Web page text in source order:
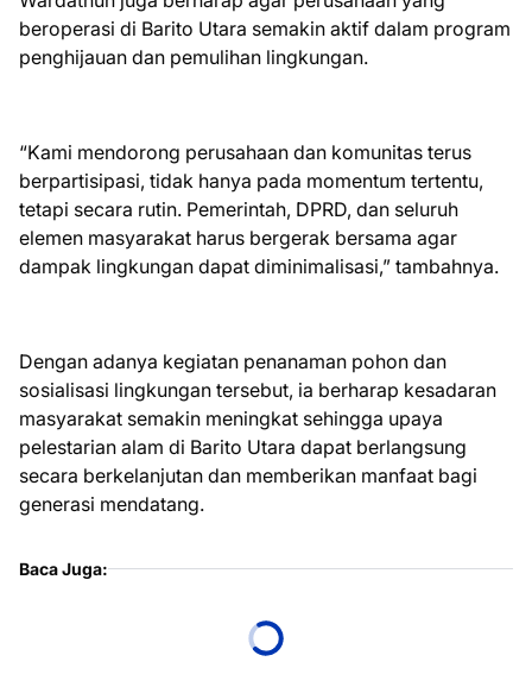
beroperasi di Barito Utara semakin aktif dalam program
penghijauan dan pemulihan lingkungan.
“Kami mendorong perusahaan dan komunitas terus
berpartisipasi, tidak hanya pada momentum tertentu,
tetapi secara rutin. Pemerintah, DPRD, dan seluruh
elemen masyarakat harus bergerak bersama agar
dampak lingkungan dapat diminimalisasi,” tambahnya.
Dengan adanya kegiatan penanaman pohon dan
sosialisasi lingkungan tersebut, ia berharap kesadaran
masyarakat semakin meningkat sehingga upaya
pelestarian alam di Barito Utara dapat berlangsung
secara berkelanjutan dan memberikan manfaat bagi
generasi mendatang.
Baca Juga: